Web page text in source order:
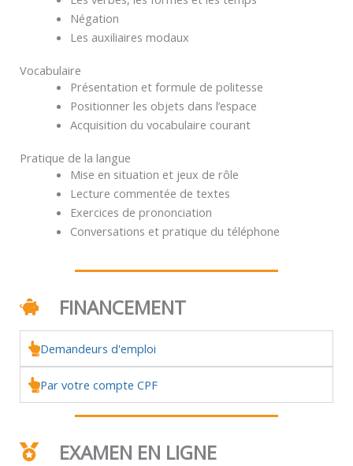
Négation
Les auxiliaires modaux
Vocabulaire
Présentation et formule de politesse
Positionner les objets dans l’espace
Acquisition du vocabulaire courant
Pratique de la langue
Mise en situation et jeux de rôle
Lecture commentée de textes
Exercices de prononciation
Conversations et pratique du téléphone
FINANCEMENT
Demandeurs d'emploi
Par votre compte CPF
EXAMEN EN LIGNE